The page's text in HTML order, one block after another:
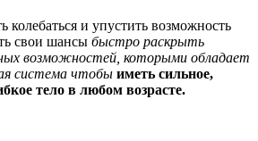
и упустить возможность
свои шансы быстро раскрыть
возможностей, которыми обладает
система чтобы иметь сильное,
тело в любом возрасте.